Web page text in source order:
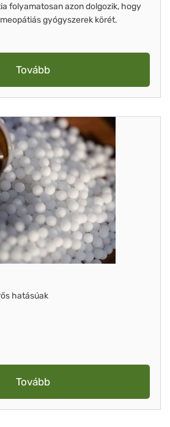
folyamatosan azon dolgozik, hogy
gyógyszerek körét.
Tovább
hatásúak
Tovább